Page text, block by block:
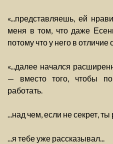
«...представляешь, ей
меня в том, что даже
потому что у него в отличие
«...далее начался
— вместо того, чтобы
работать.
...над чем, если не секрет,
...я тебе уже рассказывал...